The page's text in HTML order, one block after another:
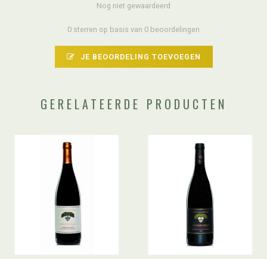
Nog niet gewaardeerd
0 sterren op basis van 0 beoordelingen
JE BEOORDELING TOEVOEGEN
GERELATEERDE PRODUCTEN